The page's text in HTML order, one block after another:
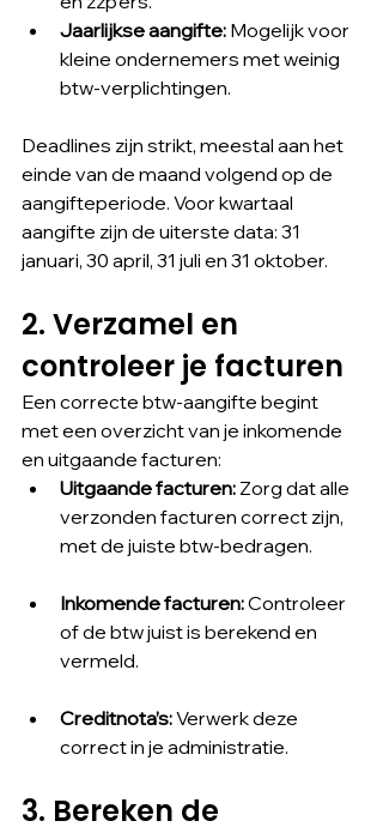
Jaarlijkse aangifte: Mogelijk voor
kleine ondernemers met weinig
btw-verplichtingen.
Deadlines zijn strikt, meestal aan het
einde van de maand volgend op de
aangifteperiode. Voor kwartaal
aangifte zijn de uiterste data: 31
januari, 30 april, 31 juli en 31 oktober.
2. Verzamel en
controleer je facturen
Een correcte btw-aangifte begint
met een overzicht van je inkomende
en uitgaande facturen:
Uitgaande facturen: Zorg dat alle
verzonden facturen correct zijn,
met de juiste btw-bedragen.
Inkomende facturen: Controleer
of de btw juist is berekend en
vermeld.
Creditnota’s: Verwerk deze
correct in je administratie.
3. Bereken de